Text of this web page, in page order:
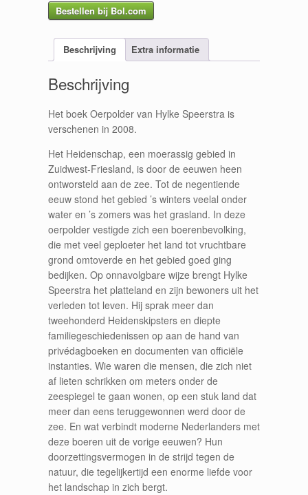
Bestellen bij Bol.com
Beschrijving Extra informatie
Beschrijving
Het boek Oerpolder van Hylke Speerstra is
verschenen in 2008.
Het Heidenschap, een moerassig gebied in
Zuidwest-Friesland, is door de eeuwen heen
ontworsteld aan de zee. Tot de negentiende
eeuw stond het gebied ’s winters veelal onder
water en ’s zomers was het grasland. In deze
oerpolder vestigde zich een boerenbevolking,
die met veel geploeter het land tot vruchtbare
grond omtoverde en het gebied goed ging
bedijken. Op onnavolgbare wijze brengt Hylke
Speerstra het platteland en zijn bewoners uit het
verleden tot leven. Hij sprak meer dan
tweehonderd Heidenskipsters en diepte
familiegeschiedenissen op aan de hand van
privédagboeken en documenten van officiële
instanties. Wie waren die mensen, die zich niet
af lieten schrikken om meters onder de
zeespiegel te gaan wonen, op een stuk land dat
meer dan eens teruggewonnen werd door de
zee. En wat verbindt moderne Nederlanders met
deze boeren uit de vorige eeuwen? Hun
doorzettingsvermogen in de strijd tegen de
natuur, die tegelijkertijd een enorme liefde voor
het landschap in zich bergt.